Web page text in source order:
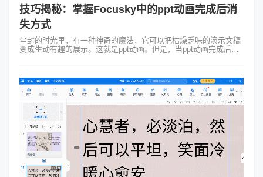
技巧揭秘：掌握Focusky中的ppt动画完成后消
失方式
尘封的时光里，有一种神奇的魔法，它可以把枯燥乏味的演示文稿
变成生动有趣的展示。这就是ppt动画。但是，当ppt动画完成后消